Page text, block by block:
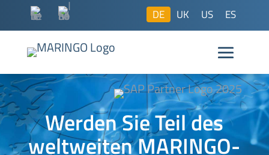
DE UK US ES
Werden Sie Teil des
weltweiten MARINGO-